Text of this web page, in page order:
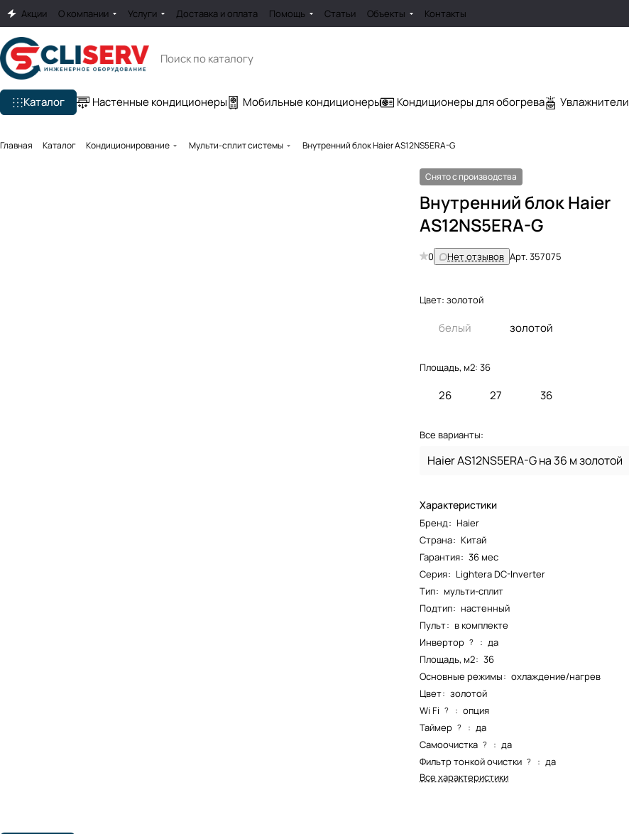
Акции О компании Услуги Доставка и оплата Помощь Статьи Объекты Контакты
Каталог Настенные кондиционеры Мобильные кондиционеры Кондиционеры для обогрева Увлажнители
Главная Каталог Кондиционирование Мульти-сплит системы Внутренний блок Haier AS12NS5ERA-G
Снято с производства
Внутренний блок Haier
AS12NS5ERA-G
0 Нет отзывов Арт.357075
Цвет:золотой
белый золотой
Площадь, м2:36
26 27 36
Все варианты:
Haier AS12NS5ERA-G на 36 м золотой
Характеристики
Бренд: Haier
Страна: Китай
Гарантия: 36 мес
Серия: Lightera DC-Inverter
Тип: мульти-сплит
Подтип: настенный
Пульт: в комплекте
Инвертор ? : да
Площадь, м2: 36
Основные режимы: охлаждение/нагрев
Цвет: золотой
Wi Fi ? : опция
Таймер ? : да
Самоочистка ? : да
Фильтр тонкой очистки ? : да
Все характеристики